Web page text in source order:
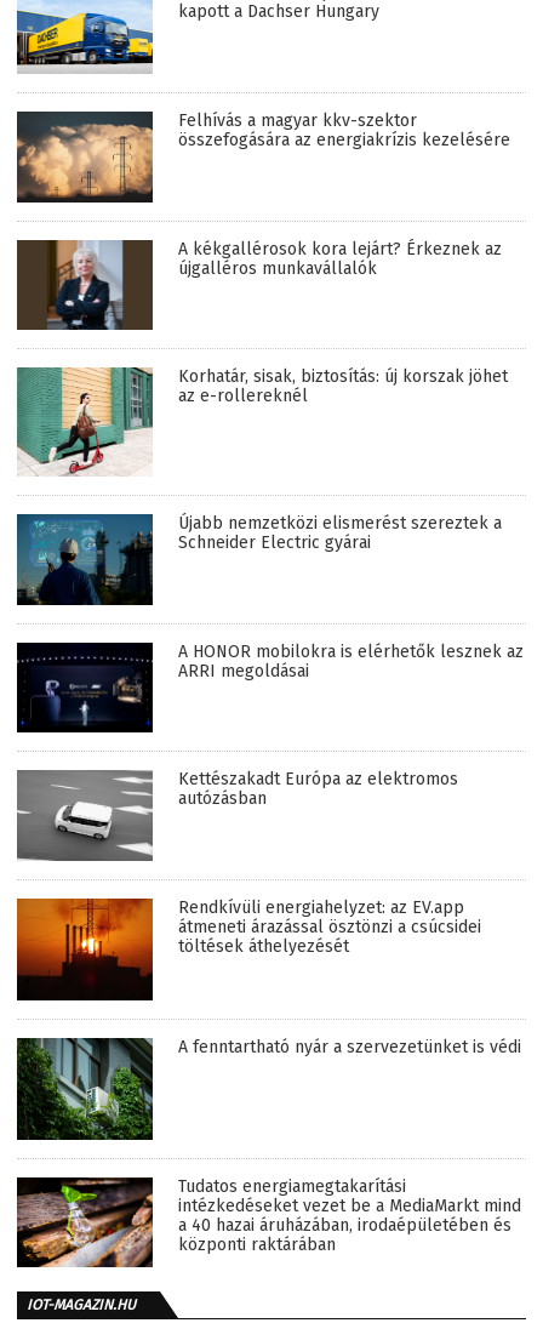
kapott a Dachser Hungary
Felhívás a magyar kkv-szektor
összefogására az energiakrízis kezelésére
A kékgallérosok kora lejárt? Érkeznek az
újgalléros munkavállalók
Korhatár, sisak, biztosítás: új korszak jöhet
az e-rollereknél
Újabb nemzetközi elismerést szereztek a
Schneider Electric gyárai
A HONOR mobilokra is elérhetők lesznek az
ARRI megoldásai
Kettészakadt Európa az elektromos
autózásban
Rendkívüli energiahelyzet: az EV.app
átmeneti árazással ösztönzi a csúcsidei
töltések áthelyezését
A fenntartható nyár a szervezetünket is védi
Tudatos energiamegtakarítási
intézkedéseket vezet be a MediaMarkt mind
a 40 hazai áruházában, irodaépületében és
központi raktárában
IOT-MAGAZIN.HU